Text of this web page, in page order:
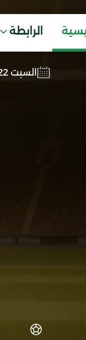
الرابطة
السبت 22 نوفمبر 2025